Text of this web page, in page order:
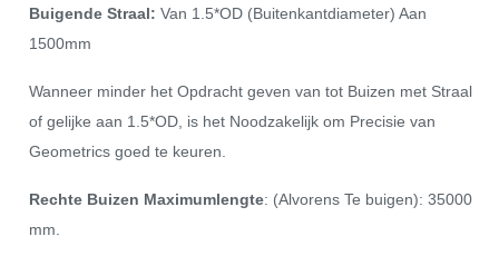
Buigende Straal: Van 1.5*OD (Buitenkantdiameter) Aan
1500mm
Wanneer minder het Opdracht geven van tot Buizen met Straal
of gelijke aan 1.5*OD, is het Noodzakelijk om Precisie van
Geometrics goed te keuren.
Rechte Buizen Maximumlengte: (Alvorens Te buigen): 35000
mm.